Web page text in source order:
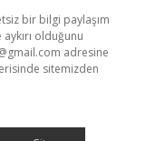
bir bilgi paylaşım
olduğunu
adresine
sitemizden